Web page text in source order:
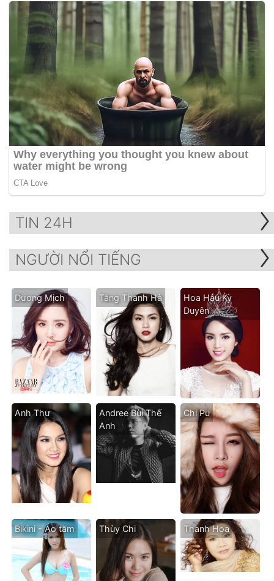
TIN 24H
NGƯỜI NỔI TIẾNG
Dương Mịch Tăng Thanh Hà
Hoa Hậu Kỳ
Duyên
Anh Thư
Andree Bùi Thế
Anh
Chi Pu
Bikini - Áo tăm Thùy Chi Thanh Hoa